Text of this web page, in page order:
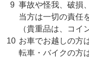
事故や怪我、破損
当方は一切の責任
（貴重品は、コイ
お車でお越しの方
転車・バイクの方